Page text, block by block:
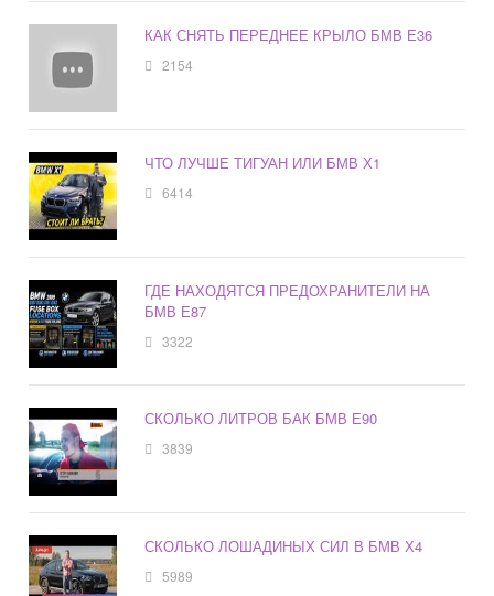
КАК СНЯТЬ ПЕРЕДНЕЕ КРЫЛО БМВ Е36
2154
ЧТО ЛУЧШЕ ТИГУАН ИЛИ БМВ Х1
6414
ГДЕ НАХОДЯТСЯ ПРЕДОХРАНИТЕЛИ НА
БМВ Е87
3322
СКОЛЬКО ЛИТРОВ БАК БМВ Е90
3839
СКОЛЬКО ЛОШАДИНЫХ СИЛ В БМВ Х4
5989